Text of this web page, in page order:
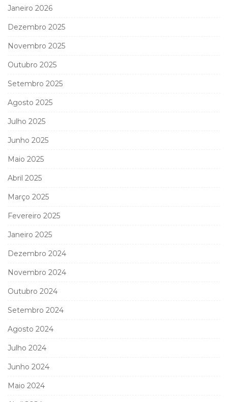
Janeiro 2026
Dezembro 2025
Novembro 2025
Outubro 2025
Setembro 2025
Agosto 2025
Julho 2025
Junho 2025
Maio 2025
Abril 2025
Março 2025
Fevereiro 2025
Janeiro 2025
Dezembro 2024
Novembro 2024
Outubro 2024
Setembro 2024
Agosto 2024
Julho 2024
Junho 2024
Maio 2024